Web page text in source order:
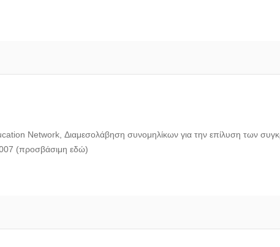
Network, Διαμεσολάβηση συνομηλίκων για την επίλυση των
2007 (προσβάσιμη εδώ)